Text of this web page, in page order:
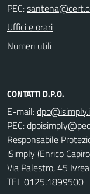
PEC:
Uffici e orari
Numeri utili
CONTATTI D.P.O.
E-mail:
PEC:
Responsabile
iSimply (Enrico
Via Palestro, 45
TEL 0125.1899500